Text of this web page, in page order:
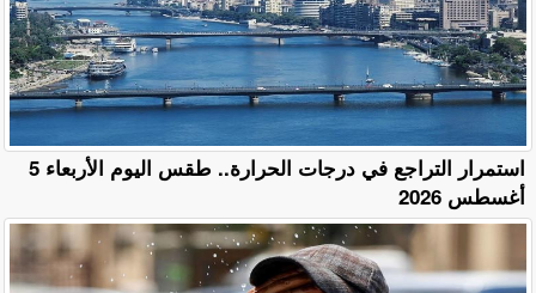
استمرار التراجع في درجات الحرارة.. طقس اليوم الأربعاء 5
أغسطس 2026